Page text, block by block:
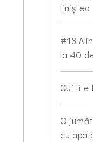
liniștea
#18
la 40
Cui îi e
O
cu apa